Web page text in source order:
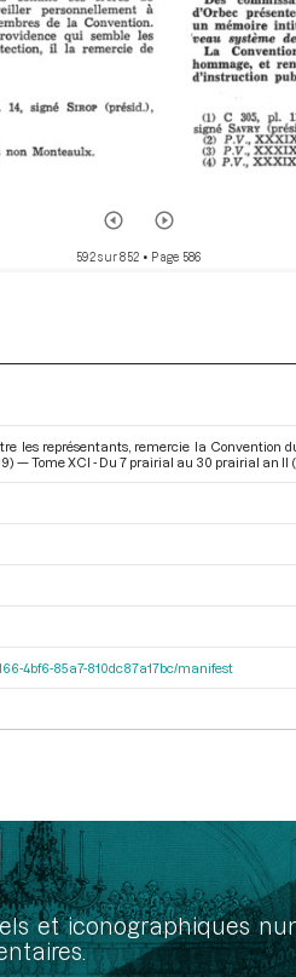
592 sur 852 • Page 586
les représentants, remercie la Convention
— Tome XCI - Du 7 prairial au 30 prairial an II
4bf6-85a7-810dc87a17bc/manifest
et iconographiques